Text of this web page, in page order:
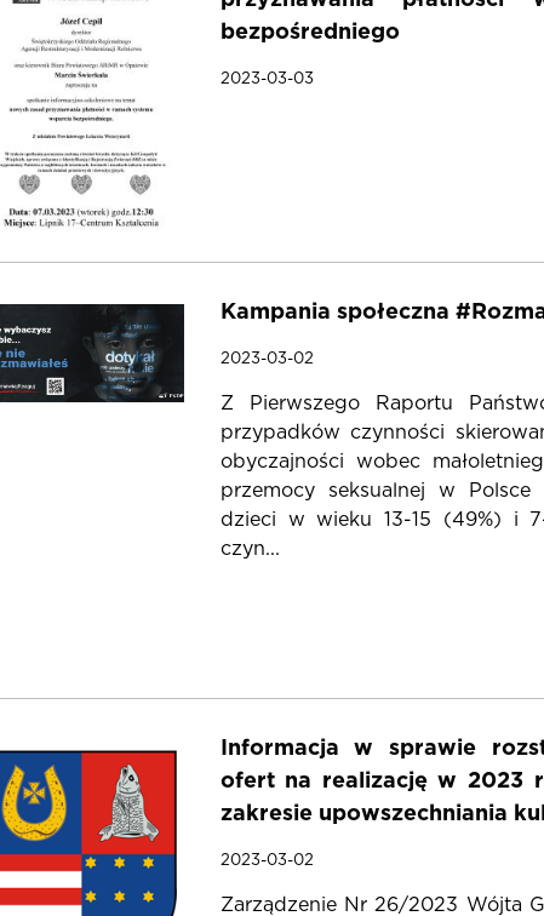
bezpośredniego
2023-03-03
Kampania społeczna
2023-03-02
Z Pierwszego Raportu
przypadków czynności
obyczajności wobec
przemocy seksualnej w
dzieci w wieku 13-15 (49%) i
czyn...
Informacja w sprawie
ofert na realizację w 2023
zakresie upowszechniania
2023-03-02
Zarządzenie Nr 26/2023 Wójta